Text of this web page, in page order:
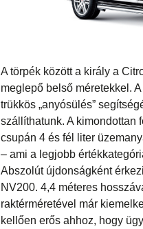
A törpék között a király a
meglepő belső méretekkel.
trükkös „anyósülés”
szállíthatunk. A kimondottan
csupán 4 és fél liter
– ami a legjobb
Abszolút újdonságként
NV200. 4,4 méteres
raktérméretével már
kellően erős ahhoz, hogy